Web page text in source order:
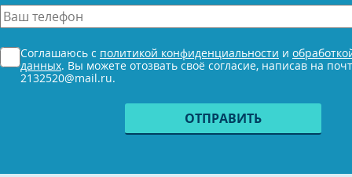
*Ваш
телефон
*
Согласие
*
Соглашаюсь с политикой конфиденциальности и
данных. Вы можете отозвать своё согласие, написав на
2132520@mail.ru.